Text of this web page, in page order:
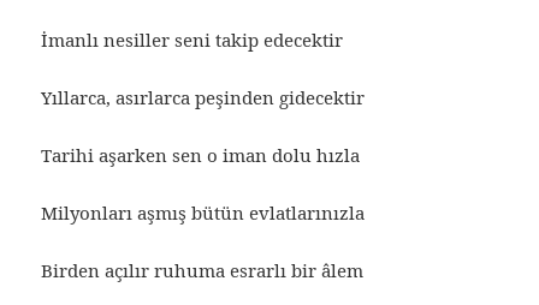
İmanlı nesiller seni takip edecektir
Yıllarca, asırlarca peşinden gidecektir
Tarihi aşarken sen o iman dolu hızla
Milyonları aşmış bütün evlatlarınızla
Birden açılır ruhuma esrarlı bir âlem